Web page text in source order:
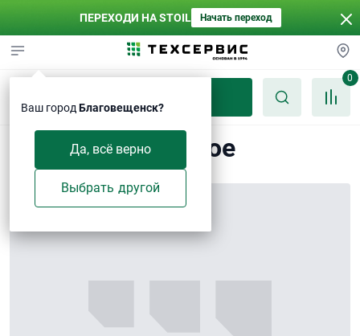
ПЕРЕХОДИ НА STOIL Начать переход
Ваш город Благовещенск?
Да, всё верно
Выбрать другой
0
Кольцо стопорное